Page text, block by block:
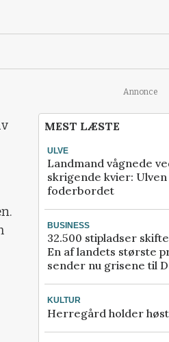
Annonce
MEST LÆSTE
ULVE
Landmand vågnede
skrigende kvier: Ulven
foderbordet
BUSINESS
32.500 stipladser
En af landets største
sender nu grisene til
KULTUR
Herregård holder